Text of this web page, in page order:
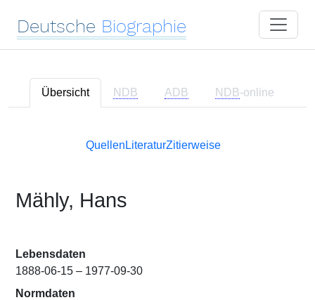
Deutsche Biographie
Übersicht NDB ADB NDB-online
Quellen LiteraturZitierweise
Mähly, Hans
Lebensdaten
1888-06-15 – 1977-09-30
Normdaten